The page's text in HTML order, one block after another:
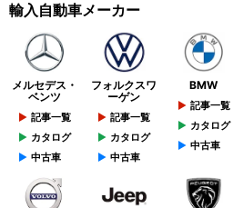
輸入自動車メーカー
メルセデス・
ベンツ
記事一覧
カタログ
中古車
フォルクスワ
ーゲン
記事一覧
カタログ
中古車
BMW
記事一覧
カタログ
中古車